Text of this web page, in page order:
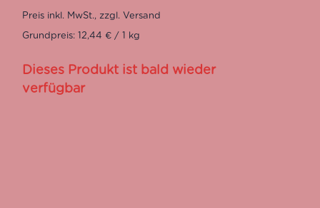
Grundpreis: 12,44 € / 1 kg
Dieses Produkt ist bald wieder
verfügbar